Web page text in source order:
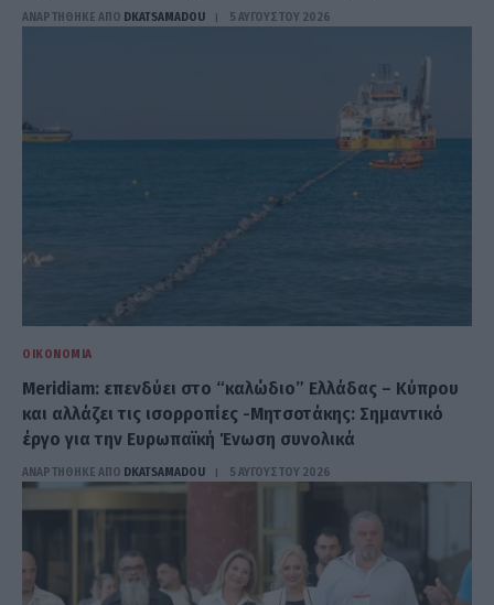
ΑΝΑΡΤΗΘΗΚΕ ΑΠΟ DKATSAMADOU 5 ΑΥΓΟΎΣΤΟΥ 2026
ΟΙΚΟΝΟΜΊΑ
Meridiam: επενδύει στο “καλώδιο” Ελλάδας – Κύπρου
και αλλάζει τις ισορροπίες -Μητσοτάκης: Σημαντικό
έργο για την Ευρωπαϊκή Ένωση συνολικά
ΑΝΑΡΤΗΘΗΚΕ ΑΠΟ DKATSAMADOU 5 ΑΥΓΟΎΣΤΟΥ 2026